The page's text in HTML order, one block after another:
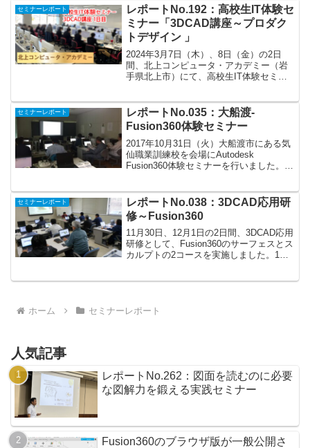
れるイベントとなっています。最新...
セミナーレポート
レポートNo.192：高校生IT体験セ
ミナー「3DCAD講座～プロダク
トデザイン 」
2024年3月7日（木）、8日（金）の2日
間、北上コンピュータ・アカデミー（岩
手県北上市）にて、高校生IT体験セミナ
ミー。後援に岩手県教育委員会。毎年、
県立高校の入試日...
セミナーレポート
レポートNo.035：大船渡-
Fusion360体験セミナー
2017年10月31日（火）大船渡市にある気
仙職業訓練校を会場にAutodesk
Fusion360体験セミナーを行いました。主
業の方々8名集まり、ソリッドモデリング
か...
セミナーレポート
レポートNo.038：3DCAD応用研
修～Fusion360
11月30日、12月1日の2日間、3DCAD応用
研修として、Fusion360のサーフェスとス
カルプトの2コースを実施しました。1日
ホーム
セミナーレポート
人気記事
レポートNo.262：図面を読むのに必要
な図解力を鍛える実践セミナー
Fusion360のブラウザ版が一般公開さ